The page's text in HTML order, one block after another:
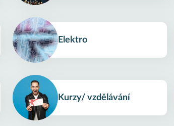
Elektro
Kurzy/ vzdělávání